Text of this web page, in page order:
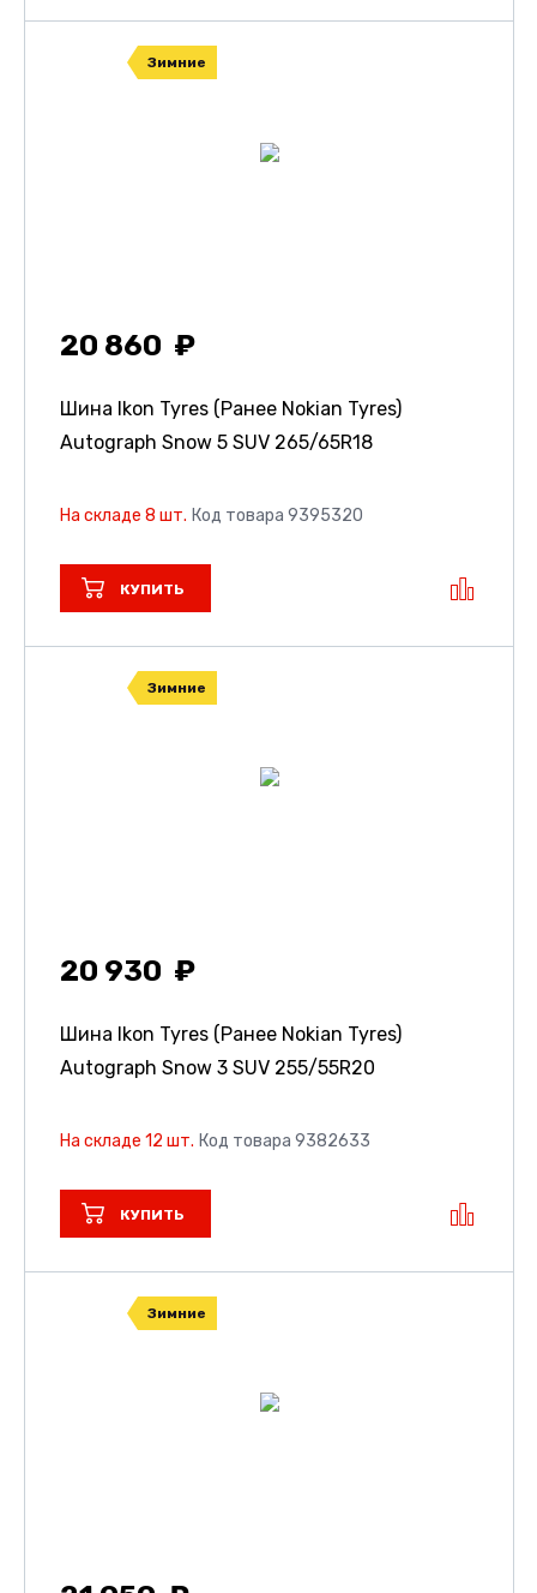
Зимние
20 860
Шина Ikon Tyres (Ранее Nokian Tyres)
Autograph Snow 5 SUV 265/65R18
На складе 8 шт. Код товара 9395320
КУПИТЬ
Зимние
20 930
Шина Ikon Tyres (Ранее Nokian Tyres)
Autograph Snow 3 SUV 255/55R20
На складе 12 шт. Код товара 9382633
КУПИТЬ
Зимние